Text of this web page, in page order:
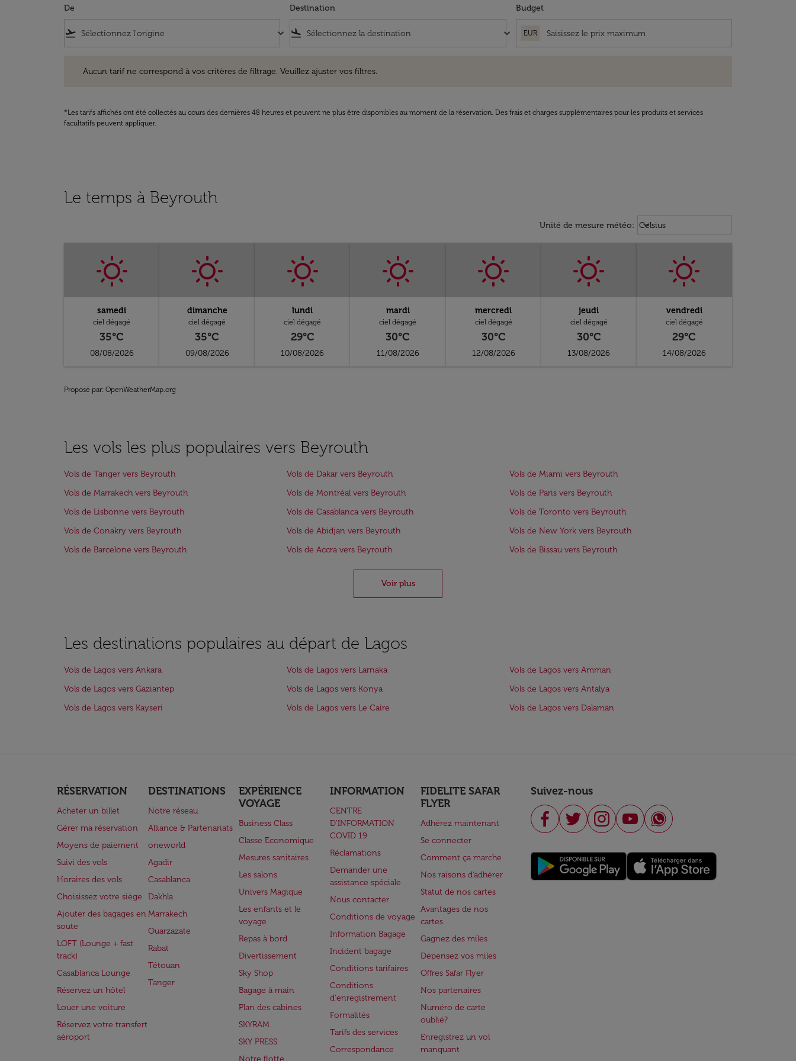
De
flight_takeoff keyboard_arrow_down
Destination
flight_land keyboard_arrow_down
Budget
EUR
Aucun tarif ne correspond à vos critères de filtrage. Veuillez ajuster vos filtres.
*Les tarifs affichés ont été collectés au cours des dernières 48 heures et peuvent ne plus être disponibles au moment de la réservation. Des frais et charges supplémentaires pour les produits et services
facultatifs peuvent appliquer.
Le temps à Beyrouth
Unité de mesure météo: Weather unit option Celsius
Celsius
keyboard_arrow_down
samedi
ciel dégagé
35°C
08/08/2026
dimanche
ciel dégagé
35°C
09/08/2026
lundi
ciel dégagé
29°C
10/08/2026
mardi
ciel dégagé
30°C
11/08/2026
mercredi
ciel dégagé
30°C
12/08/2026
jeudi
ciel dégagé
30°C
13/08/2026
vendredi
ciel dégagé
29°C
14/08/2026
Proposé par: OpenWeatherMap.org
Les vols les plus populaires vers Beyrouth
Vols de Tanger vers Beyrouth Vols de Dakar vers Beyrouth
Vols de Miami vers Beyrouth
Vols de Marrakech vers Beyrouth
Vols de Montréal vers Beyrouth
Vols de Paris vers Beyrouth
Vols de Lisbonne vers Beyrouth
Vols de Casablanca vers Beyrouth
Vols de Toronto vers Beyrouth
Vols de Conakry vers Beyrouth
Vols de Abidjan vers Beyrouth
Vols de New York vers Beyrouth
Vols de Barcelone vers Beyrouth
Vols de Accra vers Beyrouth Vols de Bissau vers Beyrouth
Voir plus
Les destinations populaires au départ de Lagos
Vols de Lagos vers Ankara Vols de Lagos vers Larnaka
Vols de Lagos vers Amman
Vols de Lagos vers Gaziantep
Vols de Lagos vers Konya
Vols de Lagos vers Antalya
Vols de Lagos vers Kayseri
Vols de Lagos vers Le Caire Vols de Lagos vers Dalaman
RÉSERVATION
Acheter un billet
Gérer ma réservation
Moyens de paiement
Suivi des vols
Horaires des vols
Choisissez votre siège
Ajouter des bagages en
soute
LOFT (Lounge + fast
track)
Casablanca Lounge
Réservez un hôtel
Louer une voiture
Réservez votre transfert
aéroport
DESTINATIONS
Notre réseau
Alliance & Partenariats
oneworld
Agadir
Casablanca
Dakhla
Marrakech
Ouarzazate
Rabat
Tétouan
Tanger
EXPÉRIENCE
VOYAGE
Business Class
Classe Economique
Mesures sanitaires
Les salons
Univers Magique
Les enfants et le
voyage
Repas à bord
Divertissement
Sky Shop
Bagage à main
Plan des cabines
SKYRAM
SKY PRESS
Notre flotte
INFORMATION
CENTRE
D’INFORMATION
COVID 19
Réclamations
Demander une
assistance spéciale
Nous contacter
Conditions de voyage
Information Bagage
Incident bagage
Conditions tarifaires
Conditions
d'enregistrement
Formalités
Tarifs des services
Correspondance
FIDELITE SAFAR
FLYER
Adhérez maintenant
Se connecter
Comment ça marche
Nos raisons d'adhérer
Statut de nos cartes
Avantages de nos
cartes
Gagnez des miles
Dépensez vos miles
Offres Safar Flyer
Nos partenaires
Numéro de carte
oublié?
Enregistrez un vol
manquant
Suivez-nous